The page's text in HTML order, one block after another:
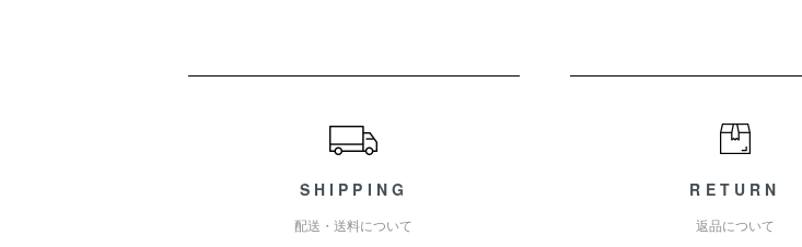
SHIPPING
配送・送料について
RETURN
返品について